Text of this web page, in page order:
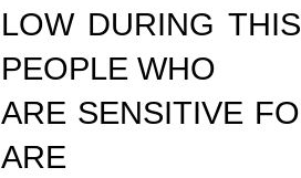
LOW DURING
PEOPLE WHO
ARE SENSITIVE
ARE